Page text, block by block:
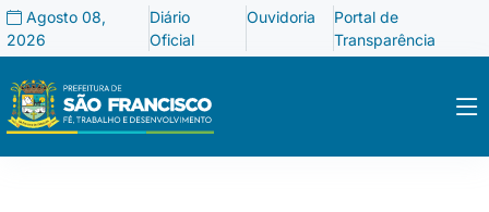
Agosto 08,
2026
Diário
Oficial
Ouvidoria
Portal de
Transparência